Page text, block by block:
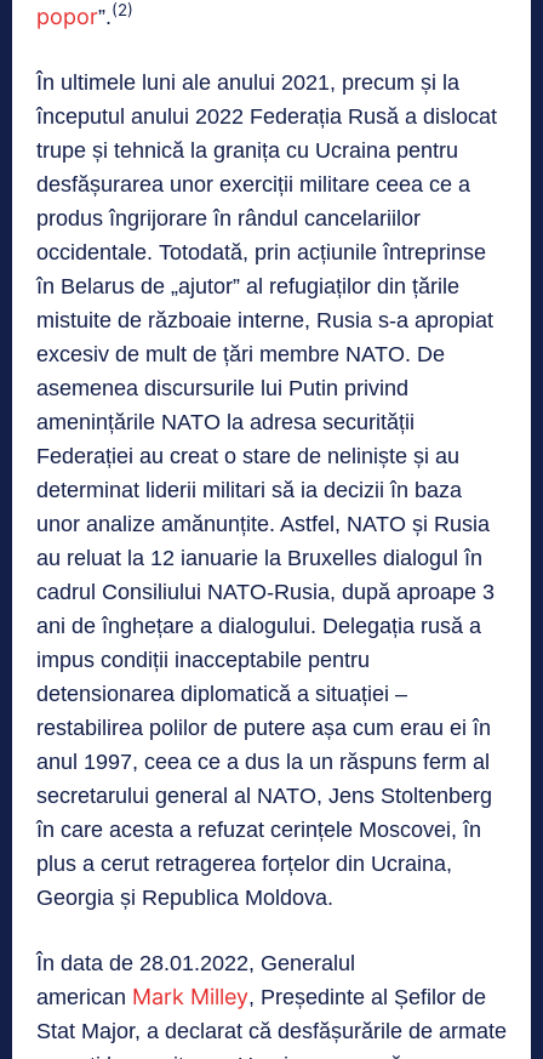
popor”.(2)
În ultimele luni ale anului 2021, precum și la
începutul anului 2022 Federația Rusă a dislocat
trupe și tehnică la granița cu Ucraina pentru
desfășurarea unor exerciții militare ceea ce a
produs îngrijorare în rândul cancelariilor
occidentale. Totodată, prin acțiunile întreprinse
în Belarus de „ajutor” al refugiaților din țările
mistuite de războaie interne, Rusia s-a apropiat
excesiv de mult de țări membre NATO. De
asemenea discursurile lui Putin privind
amenințările NATO la adresa securității
Federației au creat o stare de neliniște și au
determinat liderii militari să ia decizii în baza
unor analize amănunțite. Astfel, NATO și Rusia
au reluat la 12 ianuarie la Bruxelles dialogul în
cadrul Consiliului NATO-Rusia, după aproape 3
ani de înghețare a dialogului. Delegația rusă a
impus condiții inacceptabile pentru
detensionarea diplomatică a situației –
restabilirea polilor de putere așa cum erau ei în
anul 1997, ceea ce a dus la un răspuns ferm al
secretarului general al NATO, Jens Stoltenberg
în care acesta a refuzat cerințele Moscovei, în
plus a cerut retragerea forțelor din Ucraina,
Georgia și Republica Moldova.
În data de 28.01.2022, Generalul
american Mark Milley, Președinte al Șefilor de
Stat Major, a declarat că desfășurările de armate